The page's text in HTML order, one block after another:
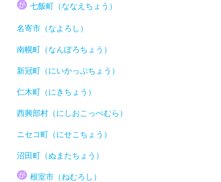
七飯町（ななえちょう）
名寄市（なよろし）
南幌町（なんぽろちょう）
新冠町（にいかっぷちょう）
仁木町（にきちょう）
西興部村（にしおこっぺむら）
ニセコ町（にせこちょう）
沼田町（ぬまたちょう）
根室市（ねむろし）